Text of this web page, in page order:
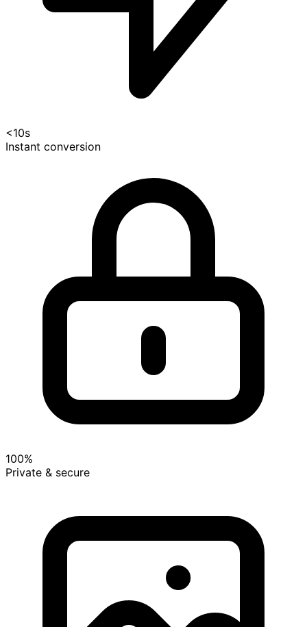
<10s
Instant conversion
100%
Private & secure